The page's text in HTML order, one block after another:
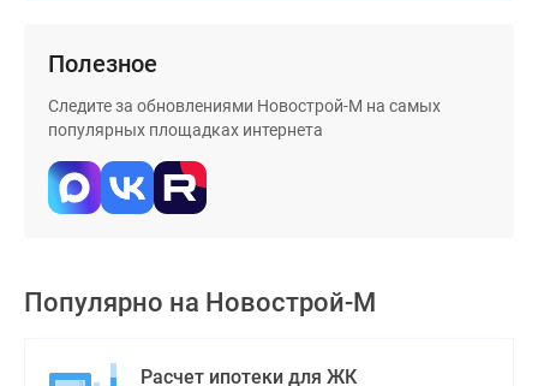
реновации
Москве
Новостройки
премиум-
класса
класса
Рассрочка
ипотека
Полезное
Следите за обновлениями Новострой-М на самых
популярных площадках интернета
Популярно на Новострой-М
Расчет ипотеки для ЖК